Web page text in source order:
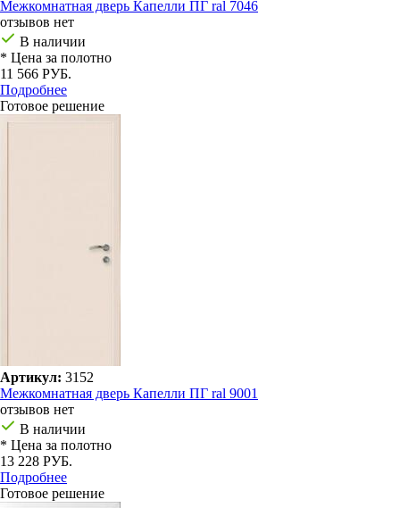
Межкомнатная дверь Капелли ПГ ral 7046
отзывов нет
В наличии
* Цена за полотно
11 566 РУБ.
Подробнее
Готовое решение
Артикул: 3152
Межкомнатная дверь Капелли ПГ ral 9001
отзывов нет
В наличии
* Цена за полотно
13 228 РУБ.
Подробнее
Готовое решение